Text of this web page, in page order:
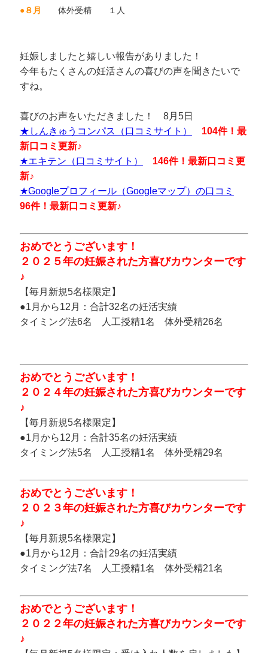
●８月
体外受精 １人
妊娠しましたと嬉しい報告がありました！
今年もたくさんの妊活さんの喜びの声を聞きたいで
すね。
喜びのお声をいただきました！ 8月5日
★しんきゅうコンパス（口コミサイト）
104件！ 最
新口コミ更新♪
★エキテン（口コミサイト）
146件！ 最新口コミ更
新♪
★Googleプロフィール（Googleマップ）の口コミ
96件！ 最新口コミ更新♪
おめでとうございます！
２０２５年の妊娠された方喜びカウンターです
♪
【毎月新規5名様限定】
●1月から12月：合計32名の妊活実績
タイミング法6名 人工授精1名 体外受精26名
おめでとうございます！
２０２４年の妊娠された方喜びカウンターです
♪
【毎月新規5名様限定】
●1月から12月：合計35名の妊活実績
タイミング法5名 人工授精1名 体外受精29名
おめでとうございます！
２０２３年の妊娠された方喜びカウンターです
♪
【毎月新規5名様限定】
●1月から12月：合計29名の妊活実績
タイミング法7名 人工授精1名 体外受精21名
おめでとうございます！
２０２２年の妊娠された方喜びカウンターです
♪